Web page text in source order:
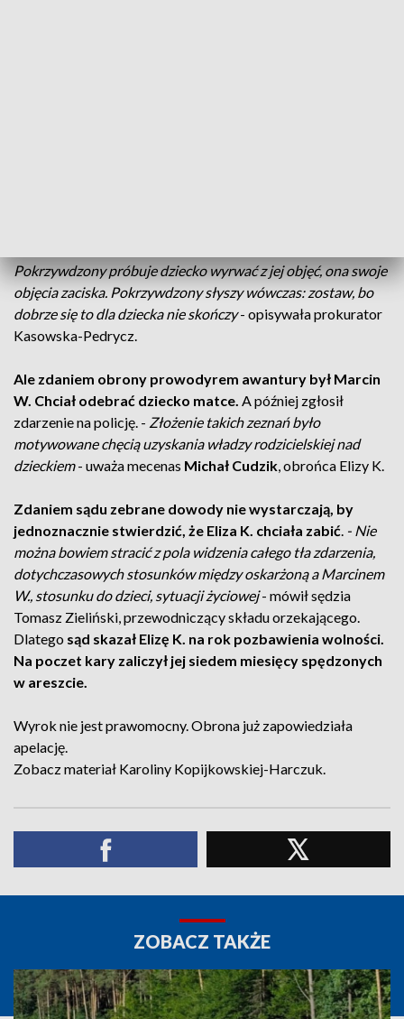
Pokrzywdzony próbuje dziecko wyrwać z jej objęć, ona swoje
objęcia zaciska. Pokrzywdzony słyszy wówczas: zostaw, bo
dobrze się to dla dziecka nie skończy- opisywała prokurator
Kasowska-Pedrycz.
Ale zdaniem obrony prowodyrem awantury był Marcin
W. Chciał odebrać dziecko matce. A później zgłosił
zdarzenie na policję. - Złożenie takich zeznań było
motywowane chęcią uzyskania władzy rodzicielskiej nad
dzieckiem- uważa mecenas Michał Cudzik, obrońca Elizy K.
Zdaniem sądu zebrane dowody nie wystarczają, by
jednoznacznie stwierdzić, że Eliza K. chciała zabić. - Nie
można bowiem stracić z pola widzenia całego tła zdarzenia,
dotychczasowych stosunków między oskarżoną a Marcinem
W., stosunku do dzieci, sytuacji życiowej- mówił sędzia
Tomasz Zieliński, przewodniczący składu orzekającego.
Dlatego sąd skazał Elizę K. na rok pozbawienia wolności.
Na poczet kary zaliczył jej siedem miesięcy spędzonych
w areszcie.
Wyrok nie jest prawomocny. Obrona już zapowiedziała
apelację.
Zobacz materiał Karoliny Kopijkowskiej-Harczuk.
ZOBACZ TAKŻE